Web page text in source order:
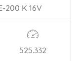
200 K 16V
525.332